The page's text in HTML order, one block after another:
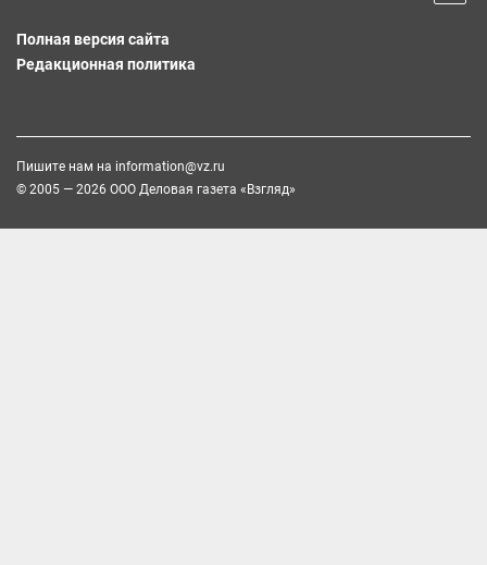
Полная версия сайта
Редакционная политика
Пишите нам на information@vz.ru
© 2005 — 2026 ООО Деловая газета «Взгляд»